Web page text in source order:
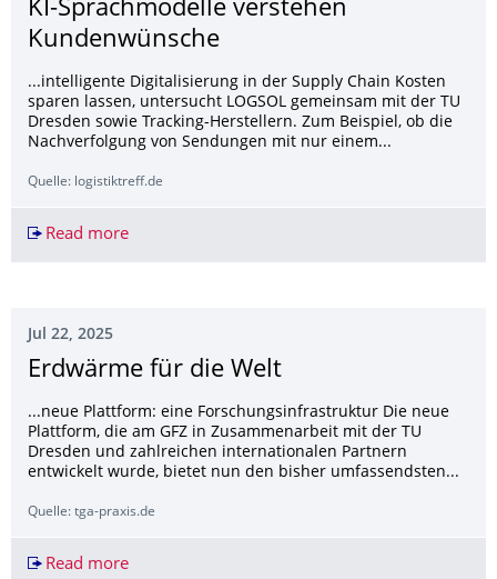
KI-Sprachmodelle verstehen
Kundenwünsche
...intelligente Digitalisierung in der Supply Chain Kosten
sparen lassen, untersucht LOGSOL gemeinsam mit der TU
Dresden sowie Tracking-Herstellern. Zum Beispiel, ob die
Nachverfolgung von Sendungen mit nur einem...
Quelle: logistiktreff.de
Read moreKI-Sprachmodelle verstehen Kundenwünsche
Jul 22, 2025
Erdwärme für die Welt
...neue Plattform: eine Forschungsinfrastruktur Die neue
Plattform, die am GFZ in Zusammenarbeit mit der TU
Dresden und zahlreichen internationalen Partnern
entwickelt wurde, bietet nun den bisher umfassendsten...
Quelle: tga-praxis.de
Read moreErdwärme für die Welt